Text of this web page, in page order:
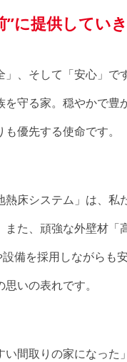
”に提供してい
、そして「安心」で
守る家。穏やかで豊
優先する使命です。
床システム」は、私
た、頑強な外壁材「
備を採用しながらも
いの表れです。
い間取りの家になった